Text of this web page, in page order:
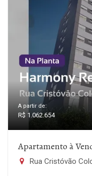
A partir de:
R$ 1.062.654
Apartamento à
Rua Cristóvão